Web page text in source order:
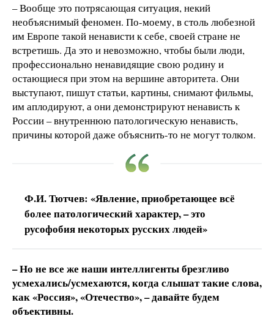
– Вообще это потрясающая ситуация, некий
необъяснимый феномен. По-моему, в столь любезной
им Европе такой ненависти к себе, своей стране не
встретишь. Да это и невозможно, чтобы были люди,
профессионально ненавидящие свою родину и
остающиеся при этом на вершине авторитета. Они
выступают, пишут статьи, картины, снимают фильмы,
им аплодируют, а они демонстрируют ненависть к
России – внутреннюю патологическую ненависть,
причины которой даже объяснить-то не могут толком.
Ф.И. Тютчев: «Явление, приобретающее всё
более патологический характер, – это
русофобия некоторых русских людей»
– Но не все же наши интеллигенты брезгливо
усмехались/усмехаются, когда слышат такие слова,
как «Россия», «Отечество», – давайте будем
объективны.